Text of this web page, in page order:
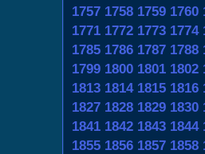
1757 1758 1759 1760
1771 1772 1773 1774
1785 1786 1787 1788
1799 1800 1801 1802
1813 1814 1815 1816
1827 1828 1829 1830
1841 1842 1843 1844
1855 1856 1857 1858